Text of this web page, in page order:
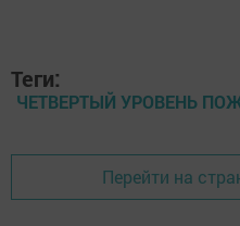
Теги:
ЧЕТВЕРТЫЙ УРОВЕНЬ
Перейти на